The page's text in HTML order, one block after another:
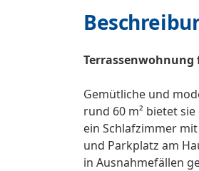
Terrassenwohnung
Gemütliche und
rund 60 m² bietet
ein Schlafzimmer
und Parkplatz am
in Ausnahmefällen